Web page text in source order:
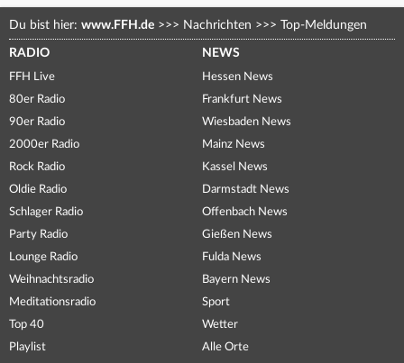
Du bist hier: www.FFH.de >>> Nachrichten >>> Top-Meldungen
RADIO
FFH Live
80er Radio
90er Radio
2000er Radio
Rock Radio
Oldie Radio
Schlager Radio
Party Radio
Lounge Radio
Weihnachtsradio
Meditationsradio
Top 40
Playlist
NEWS
Hessen News
Frankfurt News
Wiesbaden News
Mainz News
Kassel News
Darmstadt News
Offenbach News
Gießen News
Fulda News
Bayern News
Sport
Wetter
Alle Orte